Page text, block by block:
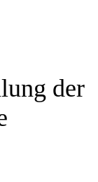
der